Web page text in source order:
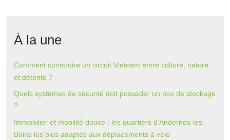
À la une
Comment construire un circuit Vietnam entre culture, nature
et détente ?
Quels systèmes de sécurité doit posséder un box de stockage
?
Immobilier et mobilité douce : les quartiers d’Andernos-les-
Bains les plus adaptés aux déplacements à vélo